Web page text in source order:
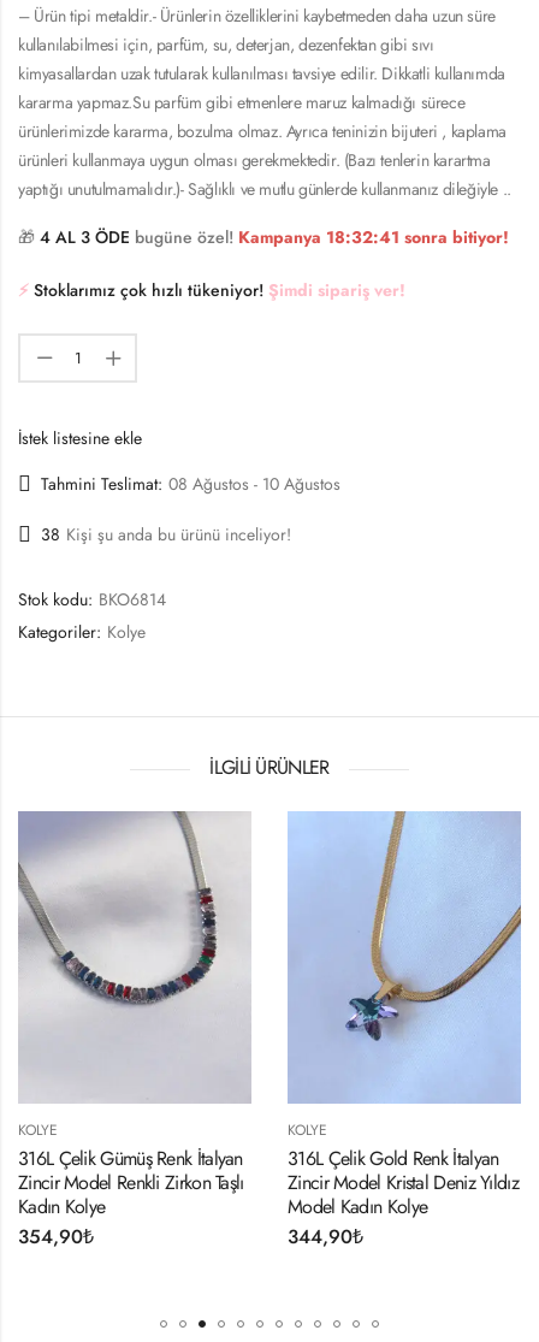
– Ürün tipi metaldir.- Ürünlerin özelliklerini kaybetmeden daha uzun süre
kullanılabilmesi için, parfüm, su, deterjan, dezenfektan gibi sıvı
kimyasallardan uzak tutularak kullanılması tavsiye edilir. Dikkatli kullanımda
kararma yapmaz.Su parfüm gibi etmenlere maruz kalmadığı sürece
ürünlerimizde kararma, bozulma olmaz. Ayrıca teninizin bijuteri , kaplama
ürünleri kullanmaya uygun olması gerekmektedir. (Bazı tenlerin karartma
yaptığı unutulmamalıdır.)- Sağlıklı ve mutlu günlerde kullanmanız dileğiyle ..
🎁 4 AL 3 ÖDE bugüne özel! Kampanya 18:32:41 sonra bitiyor!
⚡️ Stoklarımız çok hızlı tükeniyor! Şimdi sipariş ver!
İstek listesine ekle
Tahmini Teslimat: 08 Ağustos - 10 Ağustos
38 Kişi şu anda bu ürünü inceliyor!
Stok kodu: BKO6814
Kategoriler: Kolye
İLGILI ÜRÜNLER
KOLYE
316L Çelik Gümüş Renk İtalyan
Zincir Model Renkli Zirkon Taşlı
Kadın Kolye
354,90₺
KOLYE
316L Çelik Gold Renk İtalyan
Zincir Model Kristal Deniz Yıldız
Model Kadın Kolye
344,90₺